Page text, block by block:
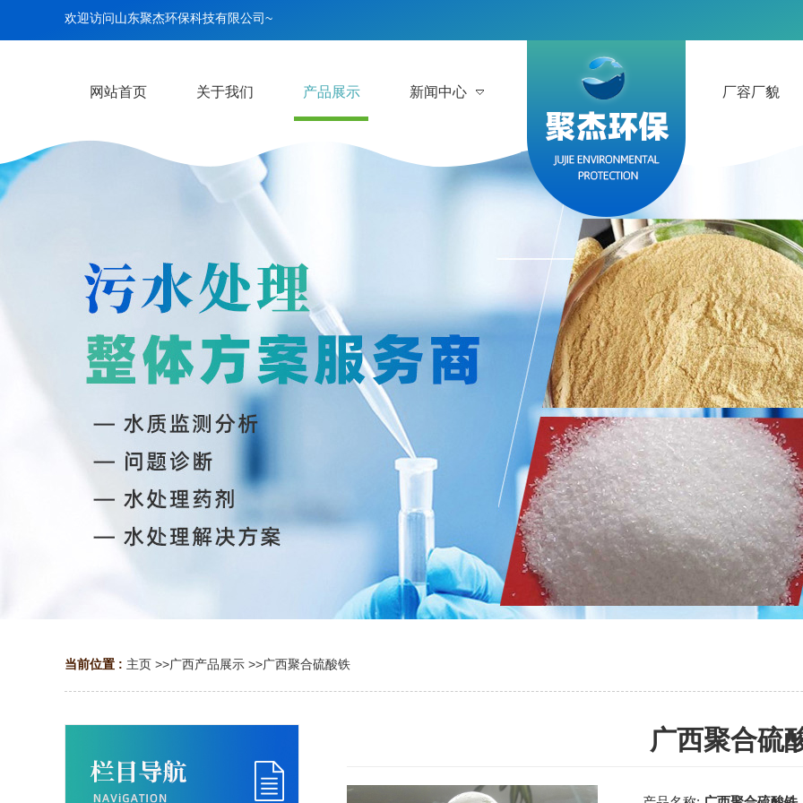
欢迎访问山东聚杰环保科技有限公司~
网站首页 关于我们 产品展示 新闻中心 厂容厂貌
当前位置 : 主页 >>广西产品展示 >>广西聚合硫酸铁
广西聚合硫